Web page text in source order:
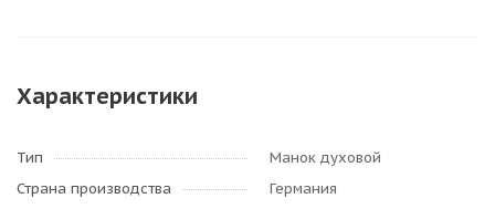
Характеристики
Тип
Манок духовой
Страна производства
Германия